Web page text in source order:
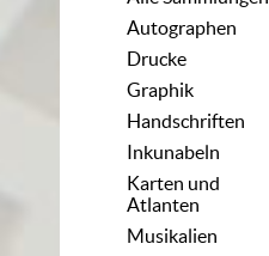
Autographen
Drucke
Graphik
Handschriften
Inkunabeln
Karten und
Atlanten
Musikalien